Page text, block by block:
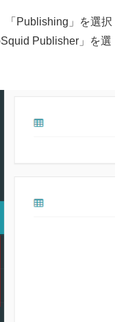
「Publishing」を選択
Publisher」を選